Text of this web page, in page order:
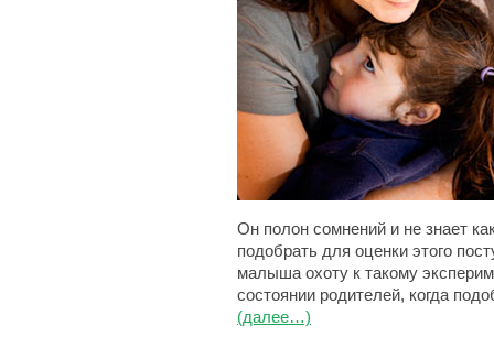
Он полон сомнений и не знает
подобрать для оценки этого
малыша охоту к такому
состоянии родителей, когда
(далее…)